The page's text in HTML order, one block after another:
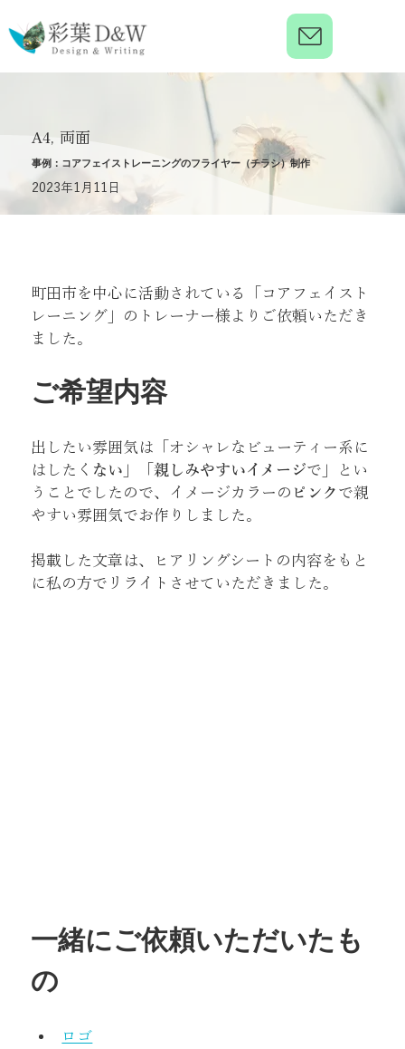
A4, 両面
事例：コアフェイストレーニングのフライヤー（チラシ）制作
2023年1月11日
町田市を中心に活動されている「コアフェイスト
レーニング」のトレーナー様よりご依頼いただき
ました。
ご希望内容
出したい雰囲気は「オシャレなビューティー系に
はしたく ない 」「親しみやすいイメージで」とい
うことでしたので、イメージカラーの ピンク で親
やすい雰囲気でお作りしました。
掲載した文章は、ヒアリングシートの内容をもと
に私の方でリライトさせていただきました。
一緒にご依頼いただいたも
の
ロゴ